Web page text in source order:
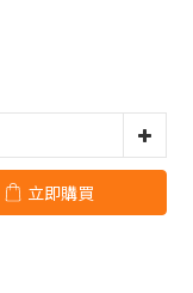
立即購買